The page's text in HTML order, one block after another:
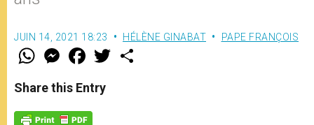
JUIN 14, 2021 18:23 HÉLÈNE GINABAT PAPE FRANÇOIS
W
t
s
p
M
e
s
e
g
F
a
e
b
o
w
Share this Entry